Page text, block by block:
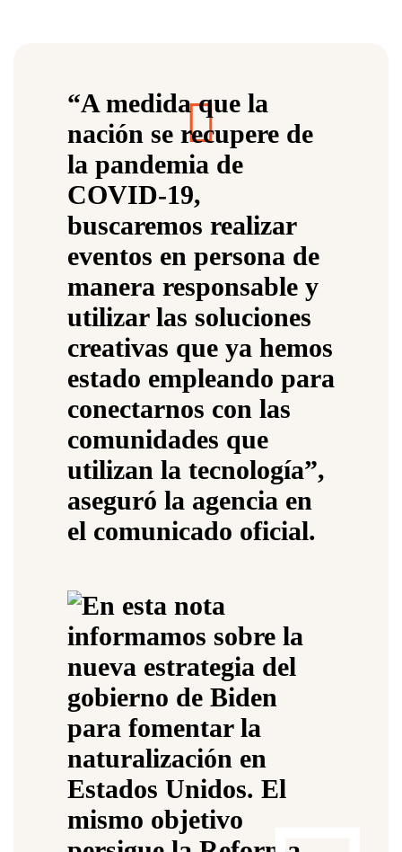
“A medida que la
nación se recupere de
la pandemia de
COVID-19,
buscaremos realizar
eventos en persona de
manera responsable y
utilizar las soluciones
creativas que ya hemos
estado empleando para
conectarnos con las
comunidades que
utilizan la tecnología”,
aseguró la agencia en
el comunicado oficial.